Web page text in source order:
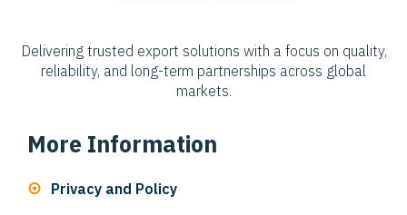
Delivering trusted export solutions with a focus on quality,
reliability, and long-term partnerships across global
markets.
More Information
Privacy and Policy